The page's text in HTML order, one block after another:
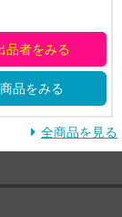
全商品を見る